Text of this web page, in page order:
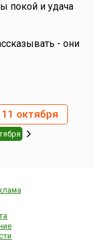
покой и удача
- они
11 октября